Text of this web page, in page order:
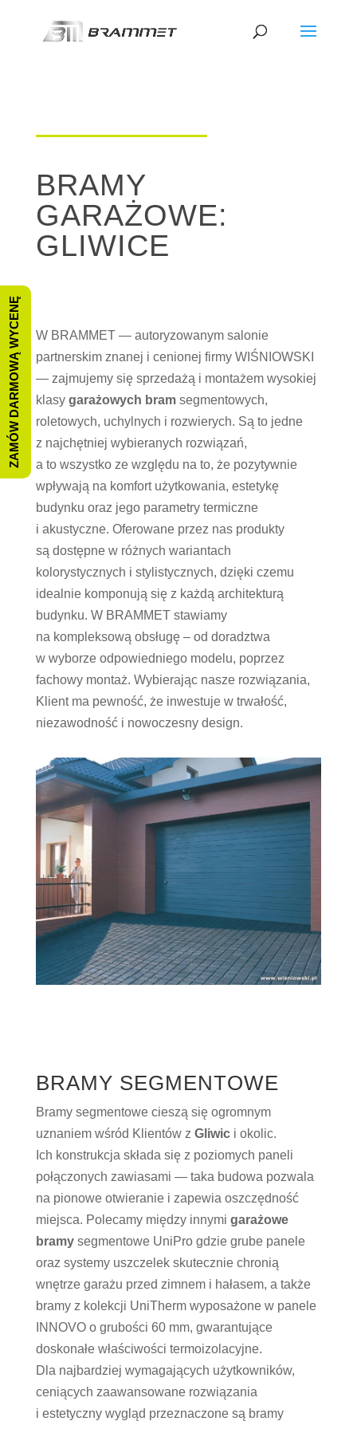
BRAMY
GARAŻOWE:
GLIWICE
W BRAMMET — autoryzowanym salonie
partnerskim znanej i cenionej firmy WIŚNIOWSKI
— zajmujemy się sprzedażą i montażem wysokiej
klasy garażowych bramsegmentowych,
roletowych, uchylnych i rozwierych. Są to jedne
z najchętniej wybieranych rozwiązań,
a to wszystko ze względu na to, że pozytywnie
wpływają na komfort użytkowania, estetykę
budynku oraz jego parametry termiczne
i akustyczne. Oferowane przez nas produkty
są dostępne w różnych wariantach
kolorystycznych i stylistycznych, dzięki czemu
idealnie komponują się z każdą architekturą
budynku. W BRAMMET stawiamy
na kompleksową obsługę – od doradztwa
w wyborze odpowiedniego modelu, poprzez
fachowy montaż. Wybierając nasze rozwiązania,
Klient ma pewność, że inwestuje w trwałość,
niezawodność i nowoczesny design.
BRAMY SEGMENTOWE
Bramy segmentowe cieszą się ogromnym
uznaniem wśród Klientów z Gliwici okolic.
Ich konstrukcja składa się z poziomych paneli
połączonych zawiasami — taka budowa pozwala
na pionowe otwieranie i zapewia oszczędność
miejsca. Polecamy między innymi garażowe
bramysegmentowe UniPro gdzie grube panele
oraz systemy uszczelek skutecznie chronią
wnętrze garażu przed zimnem i hałasem, a także
bramy z kolekcji UniTherm wyposażone w panele
INNOVO o grubości 60 mm, gwarantujące
doskonałe właściwości termoizolacyjne.
Dla najbardziej wymagających użytkowników,
ceniących zaawansowane rozwiązania
i estetyczny wygląd przeznaczone są bramy
ZAMÓW DARMOWĄ WYCENĘ